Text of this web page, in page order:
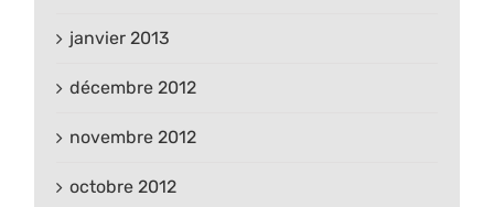
janvier 2013
décembre 2012
novembre 2012
octobre 2012